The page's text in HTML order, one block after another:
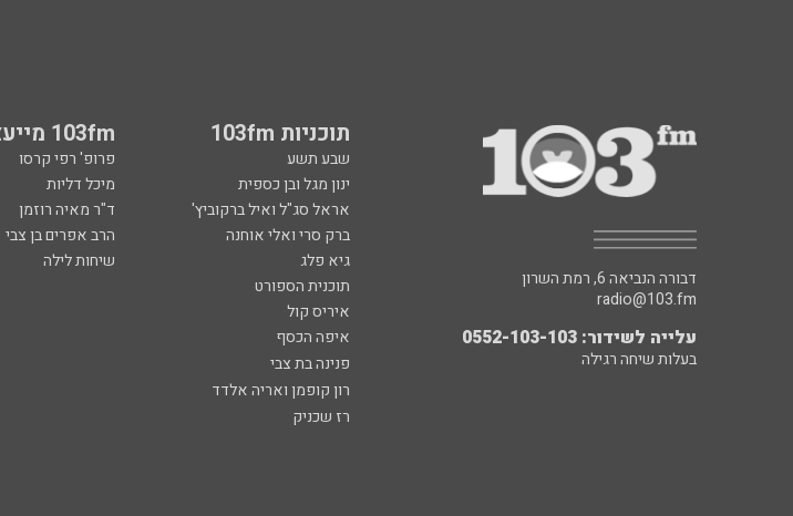
תוכניות 103fm 103fm מייעצים
שבע תשע פרופ' רפי קרסו
ינון מגל ובן כספית
מיכל דליות
אראל סג"ל ואיל ברקוביץ'
ד"ר מאיה רוזמן
ברק סרי ואלי אוחנה
הרב אפרים בן צבי
גיא פלג
שיחות לילה
תוכנית הספורט
איריס קול
איפה הכסף
פנינה בת צבי
רון קופמן ואריה אלדד
רז שכניק
דבורה הנביאה 6, רמת השרון
radio@103.fm
עלייה לשידור: 0552-103-103
בעלות שיחה רגילה